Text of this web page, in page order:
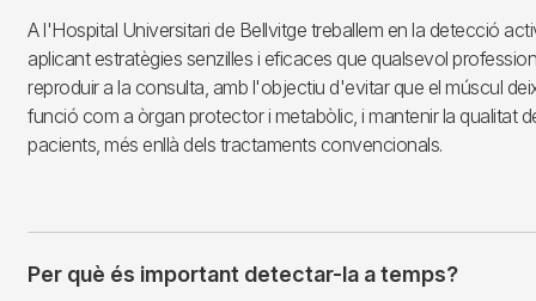
A l'Hospital Universitari de Bellvitge treballem en la detecció
aplicant estratègies senzilles i eficaces que qualsevol
reproduir a la consulta, amb l'objectiu d'evitar que el múscul
funció com a òrgan protector i metabòlic, i mantenir la qualitat
pacients, més enllà dels tractaments convencionals.
Per què és important detectar-la a temps?